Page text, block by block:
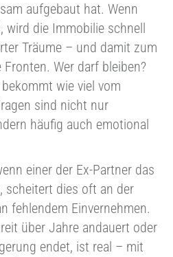
aufgebaut hat. Wenn
wird die Immobilie schnell
Träume – und damit zum
Wer darf bleiben?
wie viel vom
sind nicht nur
häufig auch emotional
einer der Ex-Partner das
scheitert dies oft an der
fehlendem Einvernehmen.
über Jahre andauert oder
endet, ist real – mit